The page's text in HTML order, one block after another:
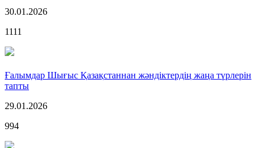
30.01.2026
1111
Ғалымдар Шығыс Қазақстаннан жәндіктердің жаңа түрлерін
тапты
29.01.2026
994